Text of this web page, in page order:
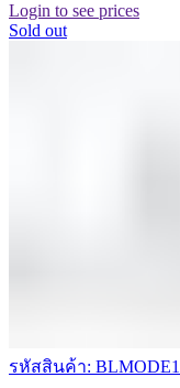
Login to see prices
Sold out
รหัสสินค้า: